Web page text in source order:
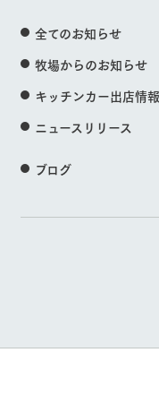
全てのお知らせ
牧場からのお知らせ
キッチンカー出店情報
ニュースリリース
ブログ